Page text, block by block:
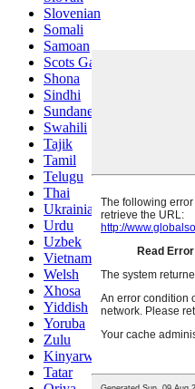
Slovenian
Somali
Samoan
Scots Gaelic
Shona
Sindhi
Sundanese
Swahili
Tajik
Tamil
Telugu
Thai
Ukrainian
Urdu
Uzbek
Vietnamese
Welsh
Xhosa
Yiddish
Yoruba
Zulu
Kinyarwanda
Tatar